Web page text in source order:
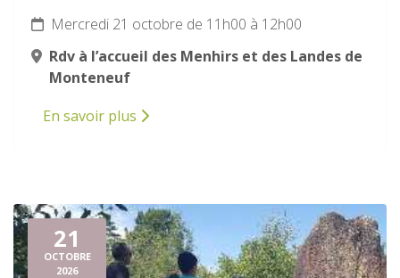
Mercredi 21 octobre de 11h00 à 12h00
Rdv à l’accueil des Menhirs et des Landes de
Monteneuf
En savoir plus
21
OCTOBRE
2026